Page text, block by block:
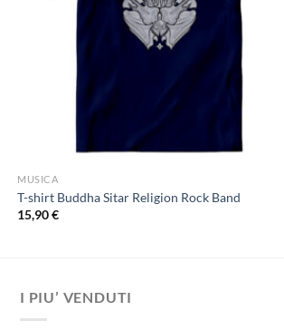
MUSICA
T-shirt Buddha Sitar Religion Rock Band
15,90€
I PIU’ VENDUTI